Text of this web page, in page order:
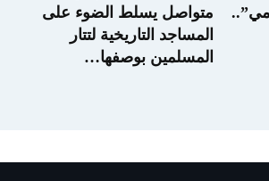
متواصل يسلط الضوء على
المساجد التاريخية لتتار
المسلمين بوصفها…